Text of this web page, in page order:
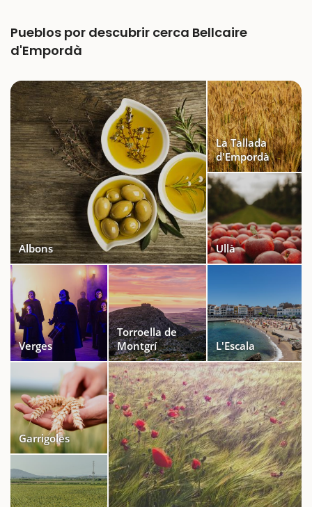
Pueblos por descubrir cerca Bellcaire
d'Empordà
Albons
La Tallada
d'Empordà
Ullà
Verges
Torroella de
Montgrí
L'Escala
Garrigoles